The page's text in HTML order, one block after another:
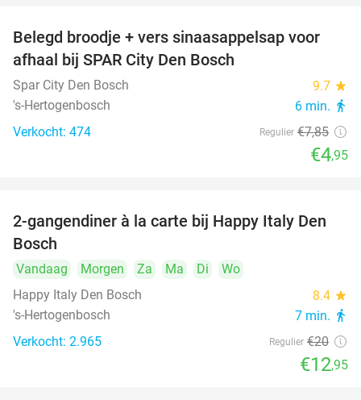
37%
Belegd broodje + vers sinaasappelsap voor
afhaal bij SPAR City Den Bosch
Spar City Den Bosch 9.7 star
's-Hertogenbosch 6 min. directions_walk
Verkocht: 474 Regulier €7,85
€4,95
35%
2-gangendiner à la carte bij Happy Italy Den
Bosch
Vandaag Morgen Za Ma Di
Wo
Happy Italy Den Bosch
8.4 star
's-Hertogenbosch 7 min. directions_walk
Verkocht: 2.965 Regulier €20
€12,95